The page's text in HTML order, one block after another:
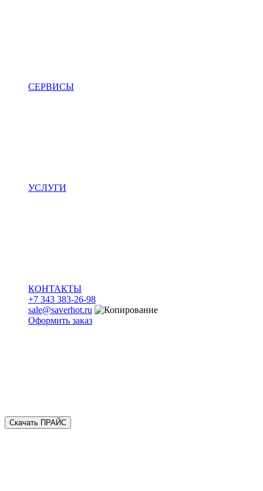
СЕРВИСЫ
УСЛУГИ
КОНТАКТЫ
+7 343 383-26-98
sale@saverhot.ru
Оформить заказ
Скачать ПРАЙС